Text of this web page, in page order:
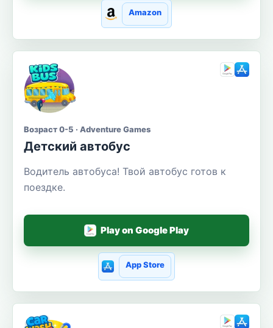
Amazon
Возраст 0-5 · Adventure Games
Детский автобус
Водитель автобуса! Твой автобус готов к
поездке.
Play on Google Play
App Store